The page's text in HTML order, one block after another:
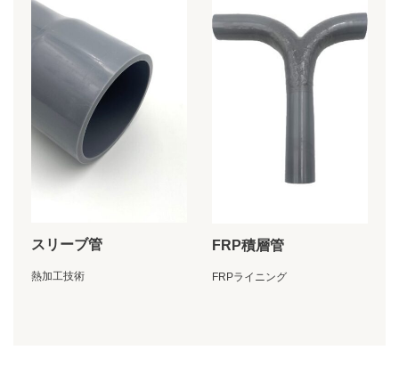
スリーブ管
熱加工技術
FRP積層管
FRPライニング